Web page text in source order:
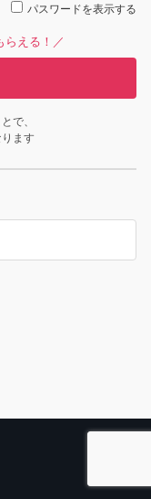
パスワードを表示する
らえる！／
で、
ます